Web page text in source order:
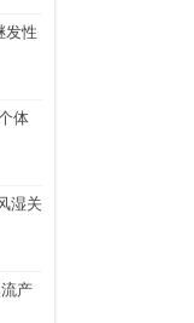
发性
体
湿关
产